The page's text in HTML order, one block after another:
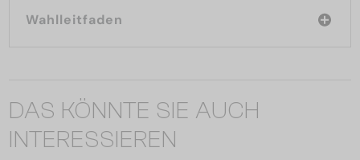
Wahlleitfaden
DAS KÖNNTE SIE AUCH
INTERESSIEREN